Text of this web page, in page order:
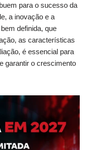
para o sucesso da
a inovação e a
definida, que
as características
é essencial para
garantir o crescimento